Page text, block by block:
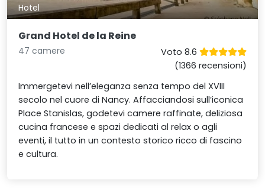
Hotel
Grand Hotel de la Reine
47 camere
Voto 8.6
(1366 recensioni)
Immergetevi nell’eleganza senza tempo del XVIII
secolo nel cuore di Nancy. Affacciandosi sull’iconica
Place Stanislas, godetevi camere raffinate, deliziosa
cucina francese e spazi dedicati al relax o agli
eventi, il tutto in un contesto storico ricco di fascino
e cultura.